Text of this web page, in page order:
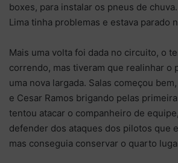
boxes, para instalar os pneus de
Lima tinha problemas e estava parado
Mais uma volta foi dada no circuito, o
correndo, mas tiveram que realinhar o
uma nova largada. Salas começou
e Cesar Ramos brigando pelas
tentou atacar o companheiro de
defender dos ataques dos pilotos que
mas conseguia conservar o quarto